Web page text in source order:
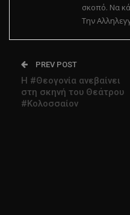
σκοπό. Να
Την
PREV POST
Η #Θεογονία ανεβαίνει
στη σκηνή του Θεάτρου
#Κολοσσαίον